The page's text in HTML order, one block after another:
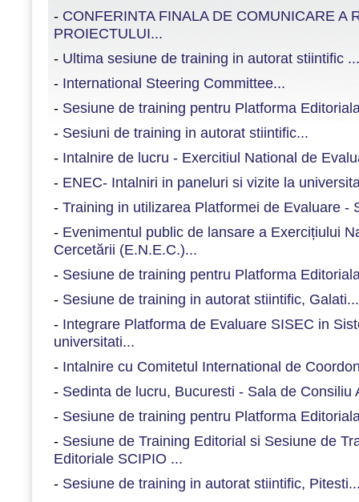
- CONFERINTA FINALA DE COMUNICARE A
PROIECTULUI...
- Ultima sesiune de training in autorat stiintific ...
- International Steering Committee...
- Sesiune de training pentru Platforma
- Sesiuni de training in autorat stiintific...
- Intalnire de lucru - Exercitiul National de
- ENEC- Intalniri in paneluri si vizite la
- Training in utilizarea Platformei de Evaluare -
- Evenimentul public de lansare a Exercițiului
Cercetării (E.N.E.C.)...
- Sesiune de training pentru Platforma
- Sesiune de training in autorat stiintific, Galati...
- Integrare Platforma de Evaluare SISEC in
universitati...
- Intalnire cu Comitetul International de
- Sedinta de lucru, Bucuresti - Sala de Consiliu
- Sesiune de training pentru Platforma
- Sesiune de Training Editorial si Sesiune de
Editoriale SCIPIO ...
- Sesiune de training in autorat stiintific,